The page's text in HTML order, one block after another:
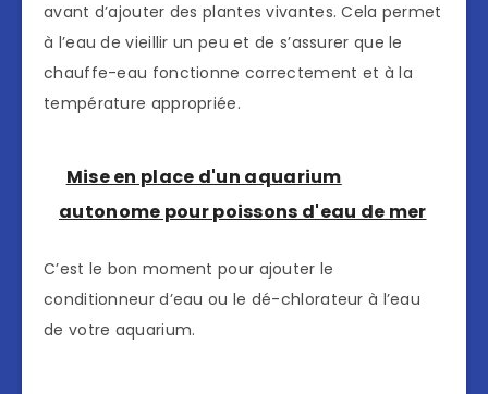
avant d’ajouter des plantes vivantes. Cela permet
à l’eau de vieillir un peu et de s’assurer que le
chauffe-eau fonctionne correctement et à la
température appropriée.
Mise en place d'un aquarium
autonome pour poissons d'eau de mer
C’est le bon moment pour ajouter le
conditionneur d’eau ou le dé-chlorateur à l’eau
de votre aquarium.